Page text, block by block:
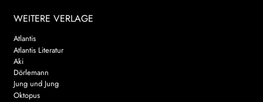
WEITERE VERLAGE
Atlantis
Atlantis Literatur
Aki
Dörlemann
Jung und Jung
Oktopus